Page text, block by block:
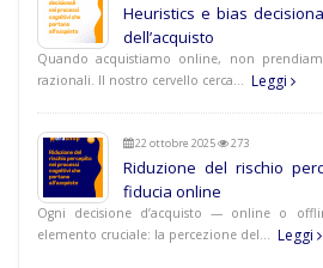
Heuristics e bias
dell’acquisto
Quando acquistiamo online, non
razionali. Il nostro cervello cerca…
Leggi
22 ottobre 2025 273
Riduzione del rischio
fiducia online
Ogni decisione d’acquisto — online o
elemento cruciale: la percezione del…
Leggi